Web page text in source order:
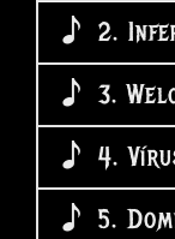
2.
3.
4.
5.